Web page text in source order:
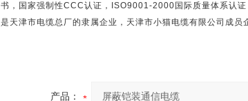
书，国家强制性CCC认证， ISO9001-2000 国际质量体系认
是天津市电缆总厂的隶属企业，天津市小猫电缆有限公司成员
产品：